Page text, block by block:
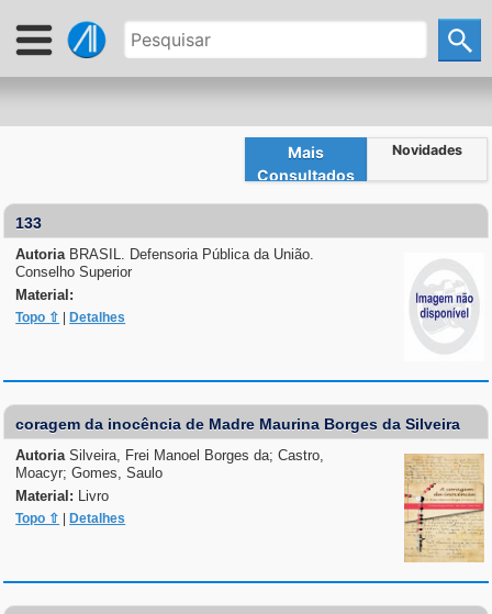
Mais
Consultados
Novidades
133
Autoria BRASIL. Defensoria Pública da União.
Conselho Superior
Material:
Topo ⇧ Detalhes
coragem da inocência de Madre Maurina Borges da Silveira
AutoriaSilveira, Frei Manoel Borges da; Castro,
Moacyr; Gomes, Saulo
Material:
Livro
Topo ⇧ Detalhes